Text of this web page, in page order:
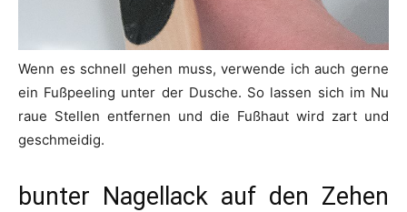
Wenn es schnell gehen muss, verwende ich auch gerne
ein Fußpeeling unter der Dusche. So lassen sich im Nu
raue Stellen entfernen und die Fußhaut wird zart und
geschmeidig.
bunter Nagellack auf den Zehen